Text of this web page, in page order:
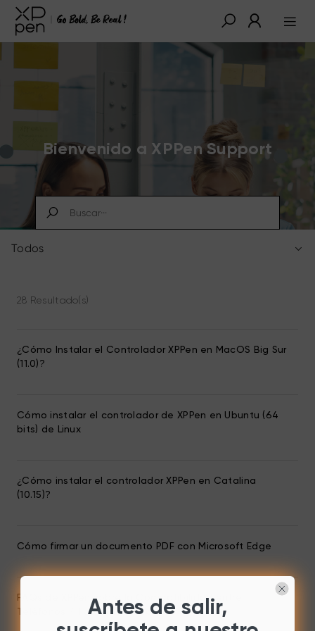
Bienvenido a XPPen Support
Todos
28 Resultado(s)
¿Cómo Instalar el Controlador XPPen en MacOS Big Sur
(11.0)?
Cómo instalar el controlador de XPPen en Ubuntu (64
bits) de Linux
¿Cómo instalar el controlador XPPen en Catalina
(10.15)?
Cómo firmar un documento PDF con Microsoft Edge
FAQs de XPPen sobre la Compatibilidad entre
Teléfonos / Tabletas Android
Antes de salir,